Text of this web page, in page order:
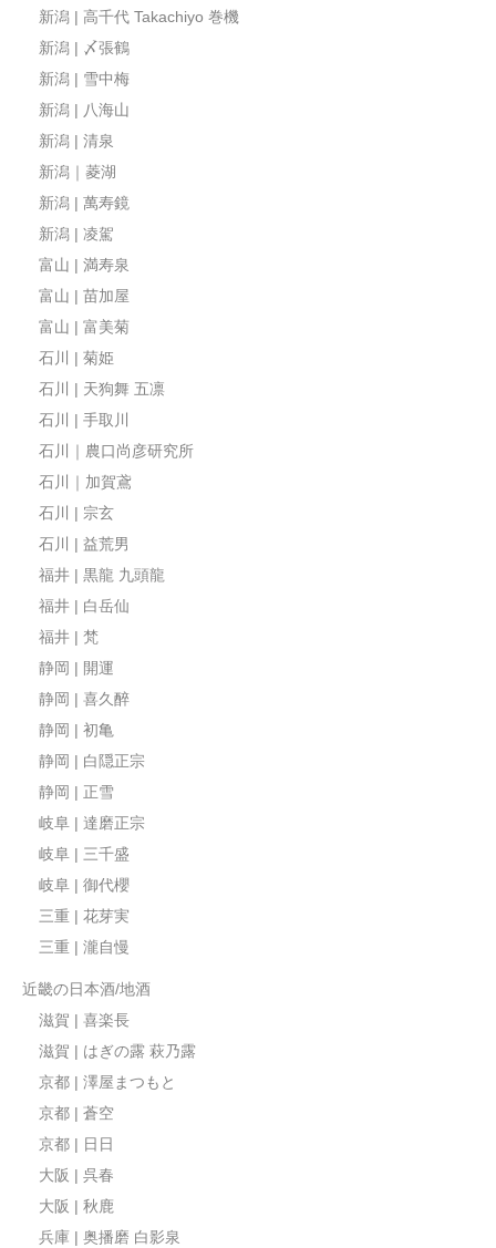
新潟 | 高千代 Takachiyo 巻機
新潟 | 〆張鶴
新潟 | 雪中梅
新潟 | 八海山
新潟 | 清泉
新潟｜菱湖
新潟 | 萬寿鏡
新潟 | 凌駕
富山 | 満寿泉
富山 | 苗加屋
富山 | 富美菊
石川 | 菊姫
石川 | 天狗舞 五凛
石川 | 手取川
石川｜農口尚彦研究所
石川｜加賀鳶
石川 | 宗玄
石川 | 益荒男
福井 | 黒龍 九頭龍
福井 | 白岳仙
福井 | 梵
静岡 | 開運
静岡 | 喜久醉
静岡 | 初亀
静岡 | 白隠正宗
静岡 | 正雪
岐阜 | 達磨正宗
岐阜 | 三千盛
岐阜 | 御代櫻
三重 | 花芽実
三重 | 瀧自慢
近畿の日本酒/地酒
滋賀 | 喜楽長
滋賀 | はぎの露 萩乃露
京都 | 澤屋まつもと
京都 | 蒼空
京都 | 日日
大阪 | 呉春
大阪 | 秋鹿
兵庫 | 奥播磨 白影泉